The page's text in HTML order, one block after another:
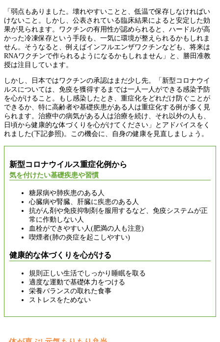
「弱点もありました。壊れやすいことと、低温で保存しなければい
けないこと。しかし、公表されている臨床結果によると安定した効
果が見られます。ワクチンの有用性が認められると、ハードルが高
かった冷凍保存という手段も、一気に環境が整えられるかもしれま
せん。そうなると、例えばインフルエンザワクチンなども、将来は
RNAワクチンで作られるようになるかもしれません」と、勝田准教
授は注目しています。
しかし、日本ではワクチンの承認はまだ少し先。「新型コロナウイ
ルスについては、免疫を獲得するまでは一人一人ができる感染予防
を心がけること。もし感染したとき、重症化をどれだけ防ぐことが
できるか、特に高齢者や基礎疾患がある人は重症化する例が多く見
られます。治療中の病気がある人は治療を続け、それ以外の人も、
日頃から健康的な体づくりを心がけてください」とアドバイスをく
れました(下記参照)。この機会に、自身の健康を見直しましょう。
新型コロナウイルス重症化例から
気を付けたい基礎疾患や習慣
糖尿病や肺疾患のある人
心臓病や腎臓、肝臓に疾患のある人
抗がん剤や免疫抑制剤を服用するなど、免疫システムが正
常に作動しない人
血栓ができやすい人(肥満の人も注意)
喫煙者(肺の炎症を起こしやすい)
健康的な体づくりを心がける
規則正しい生活でしっかり睡眠を取る
適度な運動で基礎体力をつける
栄養バランスの取れた食事
ストレスをためない